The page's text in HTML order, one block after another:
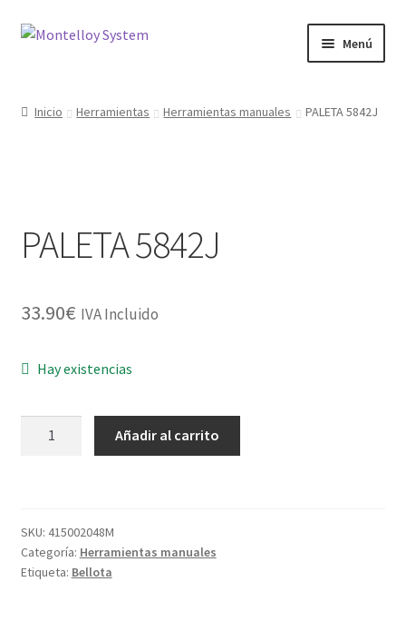
Ir
Ir
Menú
Maquinaria
Inicio Herramientas Herramientas manuales PALETA 5842J
PALETA 5842J
33.90€ IVA Incluido
Hay existencias
Añadir al carrito
SKU: 415002048M
Categoría: Herramientas manuales
Etiqueta: Bellota